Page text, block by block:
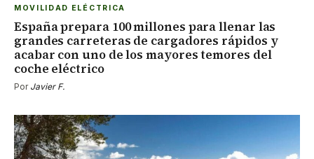
MOVILIDAD ELÉCTRICA
España prepara 100 millones para llenar las
grandes carreteras de cargadores rápidos y
acabar con uno de los mayores temores del
coche eléctrico
Por Javier F.